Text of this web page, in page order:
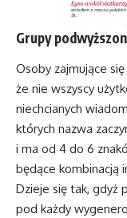
Grupy
Osoby zajmujące się
że nie wszyscy
niechcianych
których nazwa
i ma od 4 do 6
będące kombinacją
Dzieje się tak, gdyż
pod każdy